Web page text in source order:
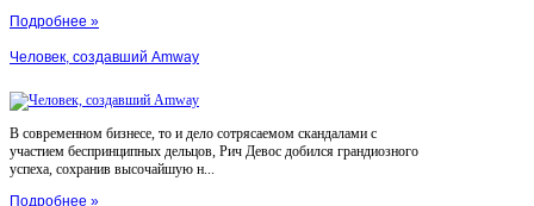
Подробнее »
Человек, создавший Amway
В современном бизнесе, то и дело сотрясаемом скандалами с
участием беспринципных дельцов, Рич Девос добился грандиозного
успеха, сохранив высочайшую н...
Подробнее »